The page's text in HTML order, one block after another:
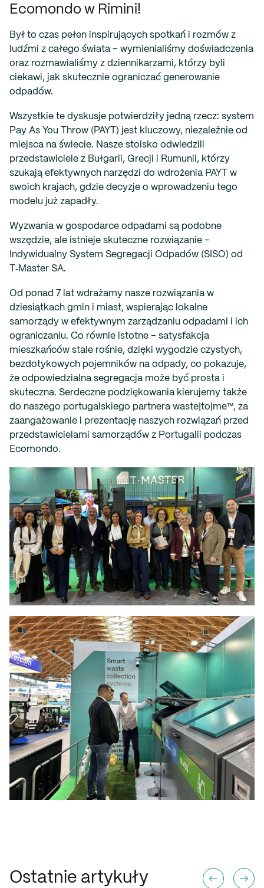
Ecomondo w Rimini!
Był to czas pełen inspirujących spotkań i rozmów z
ludźmi z całego świata – wymienialiśmy doświadczenia
oraz rozmawialiśmy z dziennikarzami, którzy byli
ciekawi, jak skutecznie ograniczać generowanie
odpadów.
Wszystkie te dyskusje potwierdziły jedną rzecz: system
Pay As You Throw (PAYT) jest kluczowy, niezależnie od
miejsca na świecie. Nasze stoisko odwiedzili
przedstawiciele z Bułgarii, Grecji i Rumunii, którzy
szukają efektywnych narzędzi do wdrożenia PAYT w
swoich krajach, gdzie decyzje o wprowadzeniu tego
modelu już zapadły.
Wyzwania w gospodarce odpadami są podobne
wszędzie, ale istnieje skuteczne rozwiązanie –
Indywidualny System Segregacji Odpadów (SISO) od
T‑Master SA.
Od ponad 7 lat wdrażamy nasze rozwiązania w
dziesiątkach gmin i miast, wspierając lokalne
samorządy w efektywnym zarządzaniu odpadami i ich
ograniczaniu. Co równie istotne – satysfakcja
mieszkańców stale rośnie, dzięki wygodzie czystych,
bezdotykowych pojemników na odpady, co pokazuje,
że odpowiedzialna segregacja może być prosta i
skuteczna. Serdeczne podziękowania kierujemy także
do naszego portugalskiego partnera waste|to|me™, za
zaangażowanie i prezentację naszych rozwiązań przed
przedstawicielami samorządów z Portugalii podczas
Ecomondo.
Ostatnie artykuły